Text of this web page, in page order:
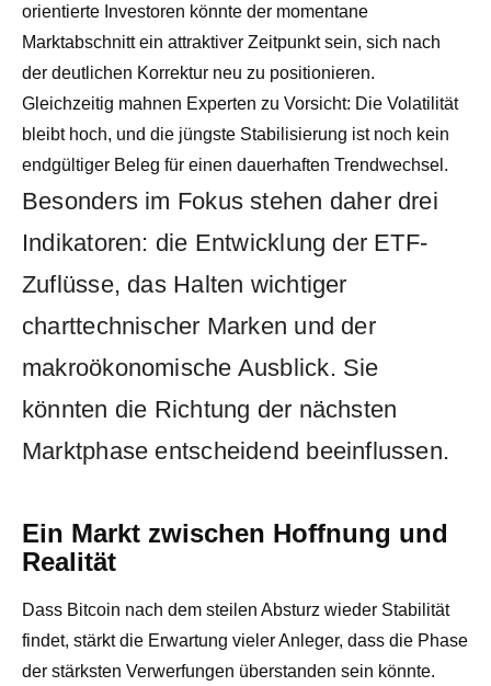
orientierte Investoren könnte der momentane
Marktabschnitt ein attraktiver Zeitpunkt sein, sich nach
der deutlichen Korrektur neu zu positionieren.
Gleichzeitig mahnen Experten zu Vorsicht: Die Volatilität
bleibt hoch, und die jüngste Stabilisierung ist noch kein
endgültiger Beleg für einen dauerhaften Trendwechsel.
Besonders im Fokus stehen daher drei
Indikatoren: die Entwicklung der ETF-
Zuflüsse, das Halten wichtiger
charttechnischer Marken und der
makroökonomische Ausblick. Sie
könnten die Richtung der nächsten
Marktphase entscheidend beeinflussen.
Ein Markt zwischen Hoffnung und
Realität
Dass Bitcoin nach dem steilen Absturz wieder Stabilität
findet, stärkt die Erwartung vieler Anleger, dass die Phase
der stärksten Verwerfungen überstanden sein könnte.